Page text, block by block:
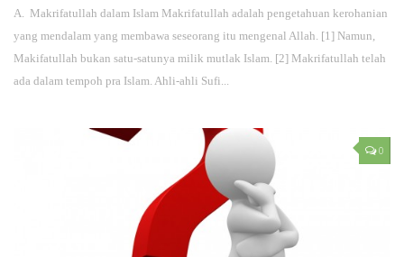
A. Makrifatullah dalam Islam Makrifatullah adalah pengetahuan kerohanian
yang mendalam yang membawa seseorang itu mengenal Allah. [1] Namun,
Makifatullah bukan satu-satunya milik mutlak Islam. [2] Makrifatullah telah
ada dalam tempoh pra Islam. Ahli-ahli Sufi...
0